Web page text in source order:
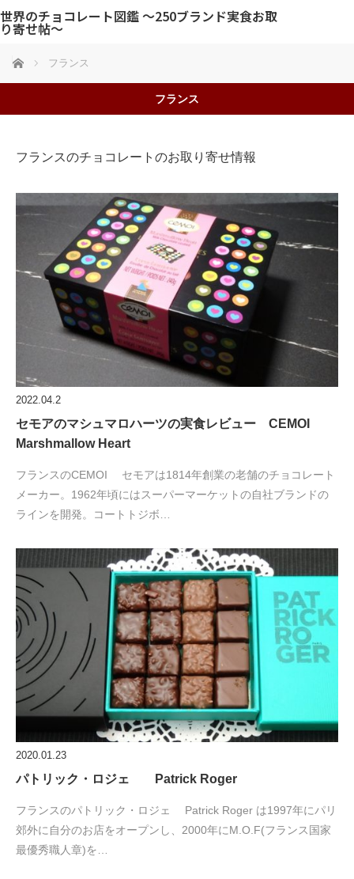
世界のチョコレート図鑑 〜250ブランド実食お取
り寄せ帖〜
ホーム フランス
フランス
フランスのチョコレートのお取り寄せ情報
2022.04.2
セモアのマシュマロハーツの実食レビュー CEMOI
Marshmallow Heart
フランスのCEMOI セモアは1814年創業の老舗のチョコレート
メーカー。1962年頃にはスーパーマーケットの自社ブランドの
ラインを開発。コートトジボ…
2020.01.23
パトリック・ロジェ Patrick Roger
フランスのパトリック・ロジェ Patrick Roger は1997年にパリ
郊外に自分のお店をオープンし、2000年にM.O.F(フランス国家
最優秀職人章)を…